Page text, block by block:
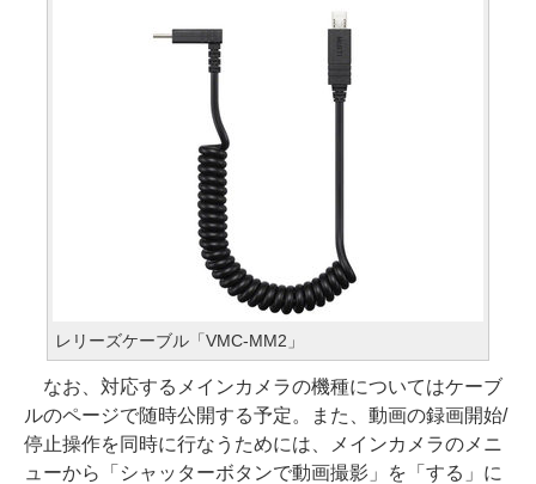
レリーズケーブル「VMC-MM2」
なお、対応するメインカメラの機種についてはケーブ
ルのページで随時公開する予定。また、動画の録画開始/
停止操作を同時に行なうためには、メインカメラのメニ
ューから「シャッターボタンで動画撮影」を「する」に